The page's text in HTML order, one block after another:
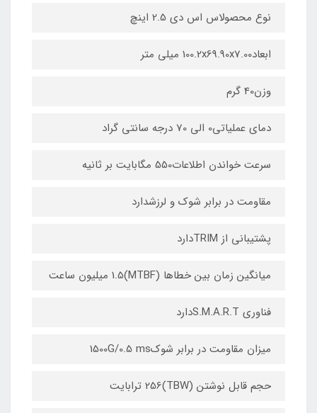
نوع محصولاس اس دی 2.5 اینچ
ابعاد100.2x69.90x7.00 میلی متر
وزن40 گرم
دمای عملیاتی0 الی 70 درجه سانتی گراد
سرعت خواندن اطلاعات550 مگابایت بر ثانیه
مقاومت در برابر شوک و لرزشدارد
پشتیبانی از TRIMدارد
میانگین زمان بین خطاها (MTBF)1.5 میلیون ساعت
فناوری S.M.A.R.Tدارد
میزان مقاومت در برابر شوک1500G/0.5 ms
حجم قابل نوشتن (TBW)256 ترابایت